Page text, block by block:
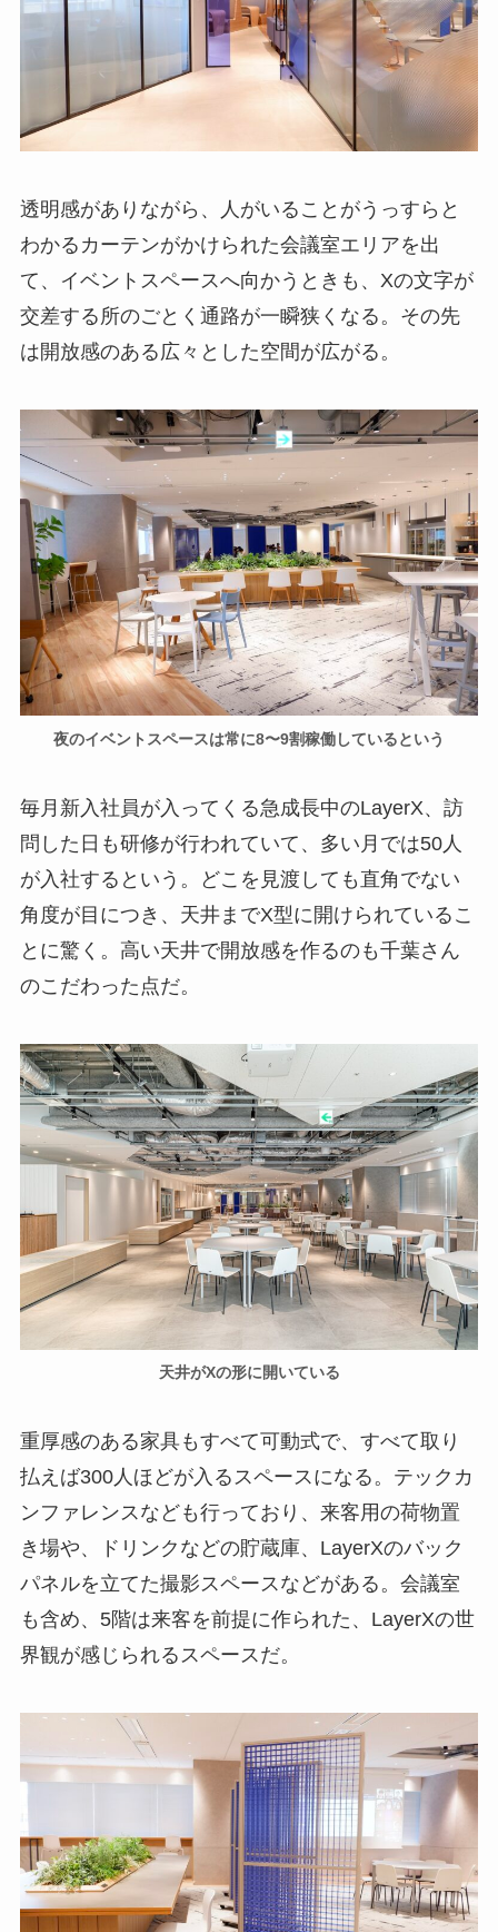
透明感がありながら、人がいることがうっすらと
わかるカーテンがかけられた会議室エリアを出
て、イベントスペースへ向かうときも、Xの文字が
交差する所のごとく通路が一瞬狭くなる。その先
は開放感のある広々とした空間が広がる。
夜のイベントスペースは常に8〜9割稼働しているという
毎月新入社員が入ってくる急成長中のLayerX、訪
問した日も研修が行われていて、多い月では50人
が入社するという。どこを見渡しても直角でない
角度が目につき、天井までX型に開けられているこ
とに驚く。高い天井で開放感を作るのも千葉さん
のこだわった点だ。
天井がXの形に開いている
重厚感のある家具もすべて可動式で、すべて取り
払えば300人ほどが入るスペースになる。テックカ
ンファレンスなども行っており、来客用の荷物置
き場や、ドリンクなどの貯蔵庫、LayerXのバック
パネルを立てた撮影スペースなどがある。会議室
も含め、5階は来客を前提に作られた、LayerXの世
界観が感じられるスペースだ。